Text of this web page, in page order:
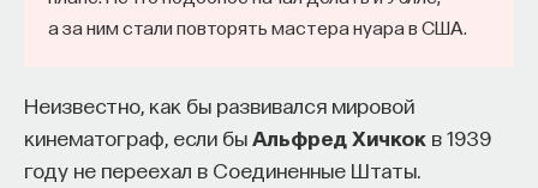
а за ним стали повторять мастера нуара в США.
Неизвестно, как бы развивался мировой
кинематограф, если бы Альфред Хичкок в 1939
году не переехал в Соединенные Штаты.
Сения Долгачева
Каждая стадия содержит этапы, имеющие
сложности герой проходит 17 ступеней.
Первая стадия — «Исход»